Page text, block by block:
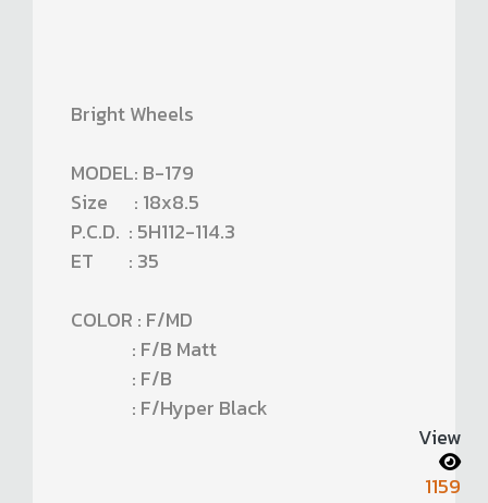
Bright Wheels
MODEL: B-179
Size : 18x8.5
P.C.D. : 5H112-114.3
ET : 35
COLOR : F/MD
: F/B Matt
: F/B
: F/Hyper Black
View
1159